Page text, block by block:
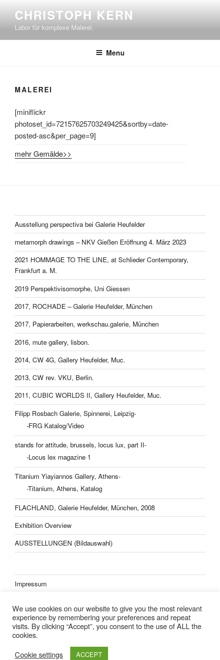
content
CHRISTOPH KERN
Labor für komplexe Malerei.
Menu
MALEREI
[miniflickr
photoset_id=72157625703249425&sortby=date-
posted-asc&per_page=9]
mehr Gemälde>>
Ausstellung perspectiva bei Galerie Heufelder
metamorph drawings – NKV Gießen Eröffnung 4. März 2023
2021 HOMMAGE TO THE LINE, at Schlieder Contemporary,
Frankfurt a. M.
2019 Perspektivisomorphe, Uni Giessen
2017, ROCHADE – Galerie Heufelder, München
2017, Papierarbeiten, werkschau.galerie, München
2016, mute gallery, lisbon.
2014, CW 4G, Gallery Heufelder, Muc.
2013, CW rev. VKU, Berlin.
2011, CUBIC WORLDS II, Gallery Heufelder, Muc.
Filipp Rosbach Galerie, Spinnerei, Leipzig-
-FRG Katalog/Video
stands for attitude, brussels, locus lux, part II-
-Locus lex magazine 1
Titanium Yiayiannos Gallery, Athens-
-Titanium, Athens, Katalog
FLACHLAND, Galerie Heufelder, München, 2008
Exhibition Overview
AUSSTELLUNGEN (Bildauswahl)
Impressum
Lisa Kern Kleider
We use cookies on our website to give you the most relevant
experience by remembering your preferences and repeat
visits. By clicking “Accept”, you consent to the use of ALL the
cookies.
Cookie settings
ACCEPT